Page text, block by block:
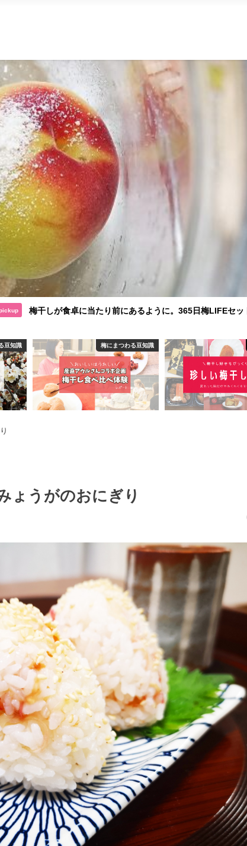
梅干しが食卓に当たり前にあるように。365日梅LIFEセッ
豆知識 梅にまつわる豆知識
ょうがのおにぎり